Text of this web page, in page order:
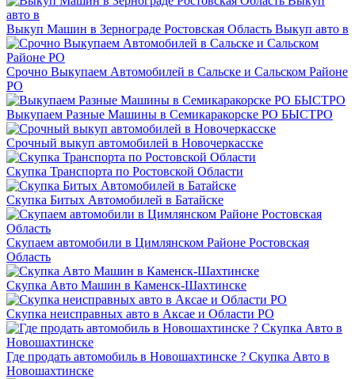
Выкуп Машин в Зернограде Ростовская Область Выкуп авто в
Срочно Выкупаем Автомобилей в Сальске и Сальском Районе
РО
Выкупаем Разные Машины в Семикаракорске РО БЫСТРО
Срочный выкуп автомобилей в Новочеркасске
Скупка Транспорта по Ростовской Области
Скупка Битых Автомобилей в Батайске
Скупаем автомобили в Цимлянском Районе Ростовская
Область
Скупка Авто Машин в Каменск-Шахтинске
Скупка неисправных авто в Аксае и Области РО
Где продать автомобиль в Новошахтинске ? Скупка Авто в
Новошахтинске